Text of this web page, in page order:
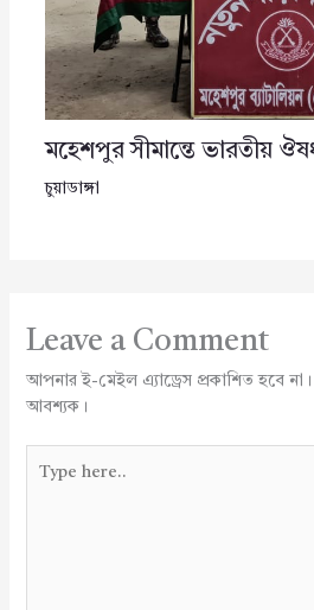
মহেশপুর সীমান্তে ভারতীয়
চুয়াডাঙ্গা
Leave a Comment
আপনার ই-মেইল এ্যাড্রেস প্রকাশিত হবে না।
আবশ্যক।
here..